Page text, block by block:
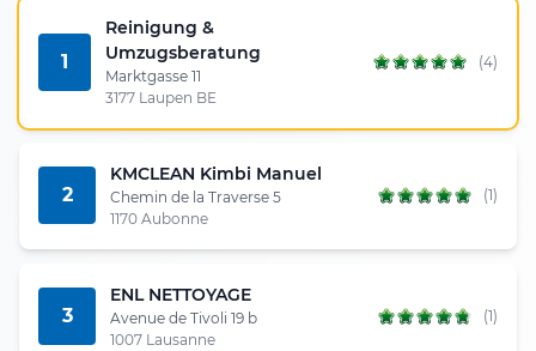
1
Reinigung &
Umzugsberatung
Marktgasse 11
3177 Laupen BE
(4)
2
KMCLEAN Kimbi Manuel
Chemin de la Traverse 5
1170 Aubonne
(1)
3
ENL NETTOYAGE
Avenue de Tivoli 19 b
1007 Lausanne
(1)